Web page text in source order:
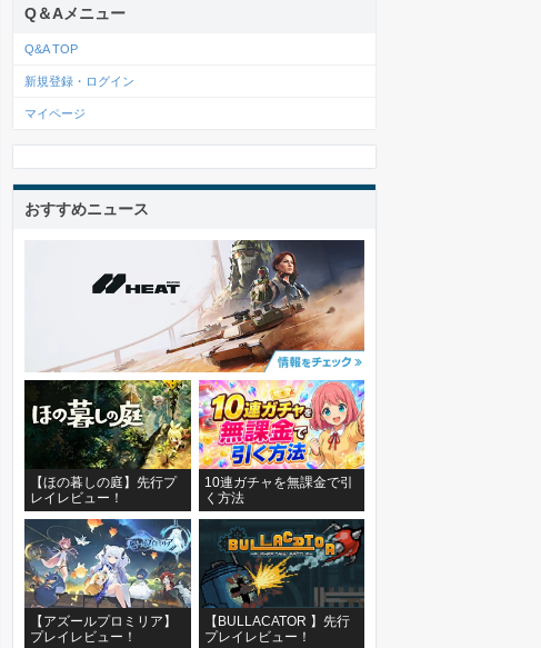
Q＆Aメニュー
Q&A TOP
新規登録・ログイン
マイページ
おすすめニュース
【ほの暮しの庭】先行プ
レイレビュー！
10連ガチャを無課金で引
く方法
【アズールプロミリア】
プレイレビュー！
【BULLACATOR 】先行
プレイレビュー！